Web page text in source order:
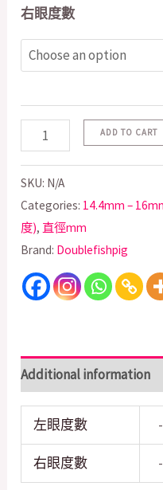
右眼度數
ADD TO CART
SKU: N/A
Categories: 14.4mm –
度), 直徑mm
Brand: Doublefishpig
Additional information
左眼度數
右眼度數